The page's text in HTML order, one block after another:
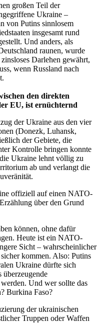
großen Teil der
Ukraine –
von Putins sinnlosem
insgesamt rund
Und anders, als
raunen, wurde
Darlehen gewährt,
wenn Russland nach
den direkten
EU, ist ernüchternd
der Ukraine aus den vier
(Donezk, Luhansk,
der Gebiete, die
Kontrolle bringen konnte
Ukraine lehnt völlig zu
ab und verlangt die
offiziell auf einen NATO-
über den Grund
können, ohne dafür
Heute ist ein NATO-
Sicht – wahrscheinlicher
kommen. Also: Putins
Ukraine dürfte sich
überzeugende
Und wer sollte das
Burkina Faso?
der ukrainischen
Truppen oder Waffen